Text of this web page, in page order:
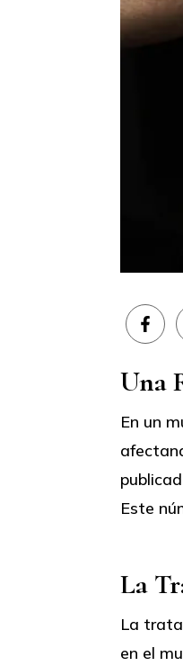
en
Una
En un
Este
La
La
en el